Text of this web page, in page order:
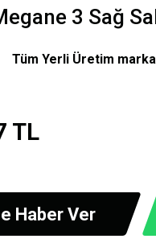
3 Sağ
Tüm Yerli Üretim marka
TL
Haber Ver